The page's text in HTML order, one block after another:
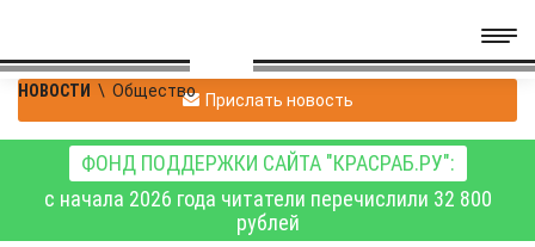
НОВОСТИ \ Общество Прислать новость
ФОНД ПОДДЕРЖКИ САЙТА "КРАСРАБ.РУ":
с начала 2026 года читатели перечислили 32 800
рублей